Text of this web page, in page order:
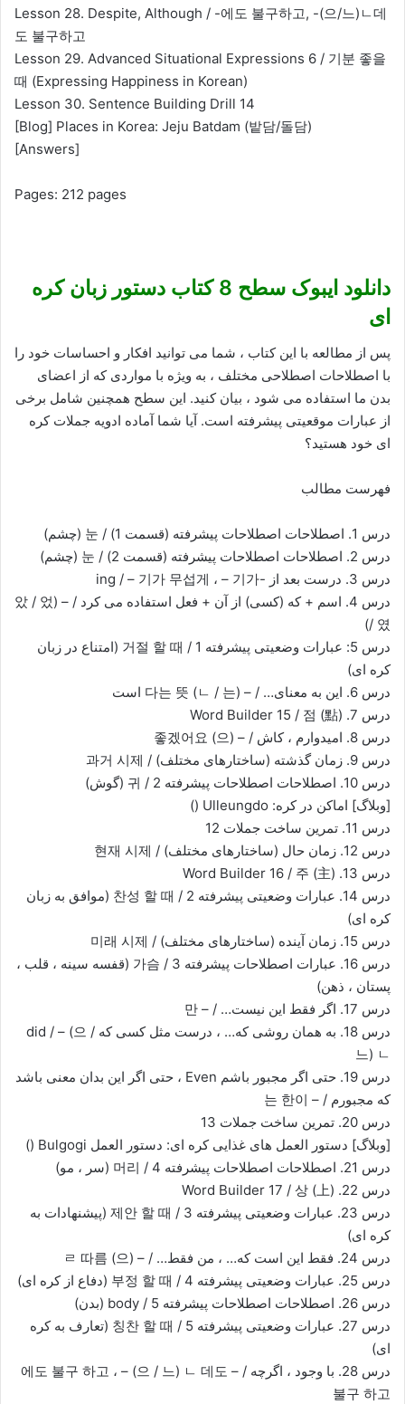
Lesson 28. Despite, Although / -에도 불구하고, -(으/느)ㄴ데
도 불구하고
Lesson 29. Advanced Situational Expressions 6 / 기분 좋을
때 (Expressing Happiness in Korean)
Lesson 30. Sentence Building Drill 14
[Blog] Places in Korea: Jeju Batdam (밭담/돌담)
[Answers]
Pages: 212 pages
دانلود ایبوک سطح 8 کتاب دستور زبان کره
ای
پس از مطالعه با این کتاب ، شما می توانید افکار و احساسات خود را
با اصطلاحات اصطلاحی مختلف ، به ویژه با مواردی که از اعضای
بدن ما استفاده می شود ، بیان کنید. این سطح همچنین شامل برخی
از عبارات موقعیتی پیشرفته است. آیا شما آماده ادویه جملات کره
ای خود هستید؟
فهرست مطالب
درس 1. اصطلاحات اصطلاحات پیشرفته (قسمت 1) / 눈 (چشم)
درس 2. اصطلاحات اصطلاحات پیشرفته (قسمت 2) / 눈 (چشم)
درس 3. درست بعد از -ing / – 기가 무섭게 ، – 기가
درس 4. اسم + که (کسی) از آن + فعل استفاده می کرد / – (았 / 었
/ 였)
درس 5: عبارات وضعیتی پیشرفته 1 / 거절 할 때 (امتناع در زبان
کره ای)
درس 6. این به معنای… / – (ㄴ / 는) 다는 뜻 است
درس 7. Word Builder 15 / 점 (點)
درس 8. امیدوارم ، کاش / – (으) 좋겠어요
درس 9. زمان گذشته (ساختارهای مختلف) / 과거 시제
درس 10. اصطلاحات اصطلاحات پیشرفته 2 / 귀 (گوش)
[وبلاگ] اماکن در کره: Ulleungdo ()
درس 11. تمرین ساخت جملات 12
درس 12. زمان حال (ساختارهای مختلف) / 현재 시제
درس 13. Word Builder 16 / 주 (主)
درس 14. عبارات وضعیتی پیشرفته 2 / 찬성 할 때 (موافق به زبان
کره ای)
درس 15. زمان آینده (ساختارهای مختلف) / 미래 시제
درس 16. عبارات اصطلاحات پیشرفته 3 / 가슴 (قفسه سینه ، قلب ،
پستان ، ذهن)
درس 17. اگر فقط این نیست… / – 만
درس 18. به همان روشی که… ، درست مثل کسی که did / – (으 /
느) ㄴ
درس 19. حتی اگر مجبور باشم Even ، حتی اگر این بدان معنی باشد
که مجبورم / – 는 한이
درس 20. تمرین ساخت جملات 13
[وبلاگ] دستور العمل های غذایی کره ای: دستور العمل Bulgogi ()
درس 21. اصطلاحات اصطلاحات پیشرفته 4 / 머리 (سر ، مو)
درس 22. Word Builder 17 / 상 (上)
درس 23. عبارات وضعیتی پیشرفته 3 / 제안 할 때 (پیشنهادات به
کره ای)
درس 24. فقط این است که… ، من فقط… / – (으) ㄹ 따름
درس 25. عبارات وضعیتی پیشرفته 4 / 부정 할 때 (دفاع از کره ای)
درس 26. اصطلاحات اصطلاحات پیشرفته 5 / body (بدن)
درس 27. عبارات وضعیتی پیشرفته 5 / 칭찬 할 때 (تعارف به کره
ای)
درس 28. با وجود ، اگرچه / – 에도 불구 하고 ، – (으 / 느) ㄴ 데도
불구 하고